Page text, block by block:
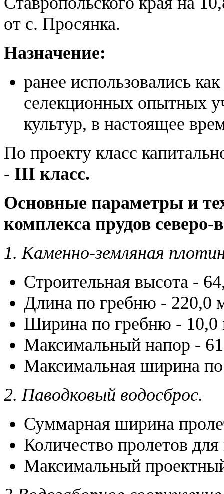
от с. Просянка.
Назначение:
ранее использовались
селекционных опытных
культур, в настоящее
По проекту класс
- III класс.
Основные параметры и
комплекса прудов северо-
1. Каменно-земляная
Строительная высота -
Длина по гребню - 220,0
Ширина по гребню - 10,0
Максимальный напор -
Максимальная ширина
2. Паводковый водосброс.
Суммарная ширина
Количество пролетов
Максимальный